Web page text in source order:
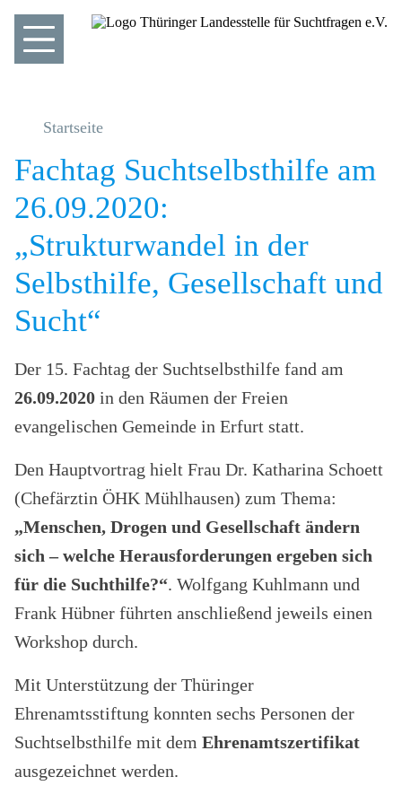
Startseite
Fachtag Suchtselbsthilfe am
26.09.2020:
„Strukturwandel in der
Selbsthilfe, Gesellschaft und
Sucht“
Der 15. Fachtag der Suchtselbsthilfe fand am
26.09.2020 in den Räumen der Freien
evangelischen Gemeinde in Erfurt statt.
Den Hauptvortrag hielt Frau Dr. Katharina Schoett
(Chefärztin ÖHK Mühlhausen) zum Thema:
„Menschen, Drogen und Gesellschaft ändern
sich – welche Herausforderungen ergeben sich
für die Suchthilfe?“. Wolfgang Kuhlmann und
Frank Hübner führten anschließend jeweils einen
Workshop durch.
Mit Unterstützung der Thüringer
Ehrenamtsstiftung konnten sechs Personen der
Suchtselbsthilfe mit dem Ehrenamtszertifikat
ausgezeichnet werden.